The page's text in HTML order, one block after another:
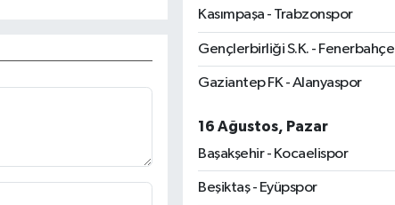
Kasımpaşa - Trabzonspor
Gençlerbirliği S.K. - Fenerbahçe
Gaziantep FK - Alanyaspor
16 Ağustos, Pazar
Başakşehir - Kocaelispor
Beşiktaş - Eyüpspor